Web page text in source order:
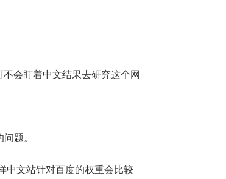
会盯着中文结果去研究这个网
题。
中文站针对百度的权重会比较